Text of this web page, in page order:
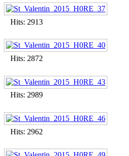
Hits: 2913
Hits: 2872
Hits: 2989
Hits: 2962